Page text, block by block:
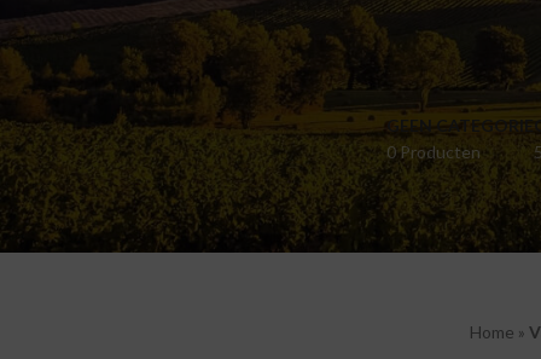
GEEN CATEGORIE
0 Producten
Home »